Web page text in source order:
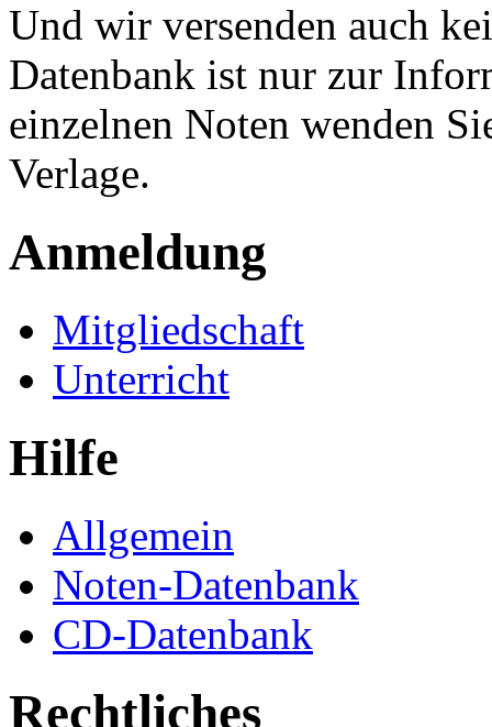
Und wir versenden auch
Datenbank ist nur zur
einzelnen Noten wenden
Verlage.
Anmeldung
Mitgliedschaft
Unterricht
Hilfe
Allgemein
Noten-Datenbank
CD-Datenbank
Rechtliches